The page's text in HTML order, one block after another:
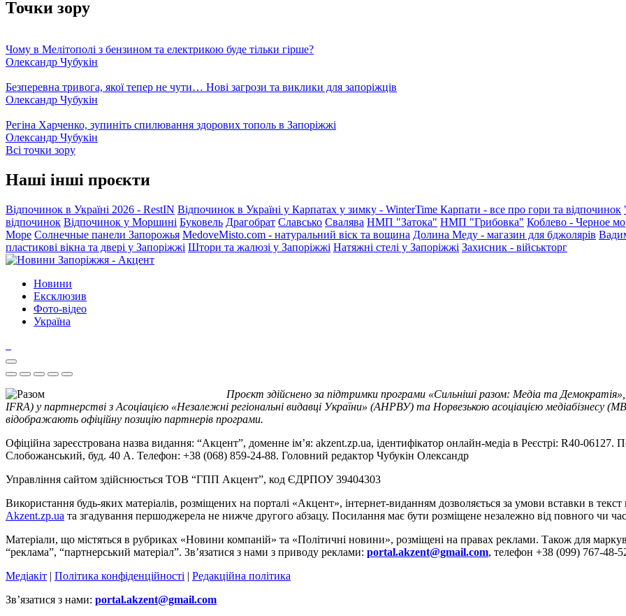
Точки зору
Чому в Мелітополі з бензином та електрикою буде тільки гірше?
Олександр Чубукін
Безперевна тривога, якої тепер не чути… Нові загрози та виклики для запоріжців
Олександр Чубукін
Регіна Харченко, зупиніть спилювання здорових тополь в Запоріжжі
Олександр Чубукін
Всі точки зору
Наші інші проєкти
Відпочинок в Україні 2026 - RestIN Відпочинок в Україні у Карпатах у зимку - WinterTime Карпати - все про гори та відпочинок
відпочинок Відпочинок у Моршині Буковель Драгобрат Славсько Свалява НМП "Затока" НМП "Грибовка" Коблево - Черное
Море Солнечные панели Запорожья MedoveMisto.com - натуральний віск та вощина Долина Меду - магазин для бджолярів
пластикові вікна та двері у Запоріжжі Штори та жалюзі у Запоріжжі Натяжні стелі у Запоріжжі Захисник - військторг
Новини
Ексклюзив
Фото-відео
Україна
Проєкт здійснено за підтримки програми «Сильніші разом: Медіа та
IFRA) у партнерстві з Асоціацією «Незалежні регіональні видавці України» (АНРВУ) та Норвезькою асоціацією медіабізнесу
відображають офіційну позицію партнерів програми.
Офіційна зареєстрована назва видання: “Акцент”, доменне ім’я: akzent.zp.ua, ідентифікатор онлайн-медіа в Реєстрі: R40-
Слобожанський, буд. 40 А. Телефон: +38 (068) 859-24-88. Головний редактор Чубукін Олександр
Управління сайтом здійснюється ТОВ “ГПП Акцент”, код ЄДРПОУ 39404303
Використання будь-яких матеріалів, розміщених на порталі «Акцент», інтернет-виданням дозволяється за умови вставки в
Akzent.zp.ua та згадування першоджерела не нижче другого абзацу. Посилання має бути розміщене незалежно від повного чи
Матеріали, що містяться в рубриках «Новини компаній» та «Політичні новини», розміщені на правах реклами. Також для
“реклама”, “партнерський матеріал”. Зв’язатися з нами з приводу реклами: portal.akzent@gmail.com, телефон +38 (099) 767-48-
Медіакіт | Політика конфіденційності | Редакційна політика
Зв’язатися з нами: portal.akzent@gmail.com